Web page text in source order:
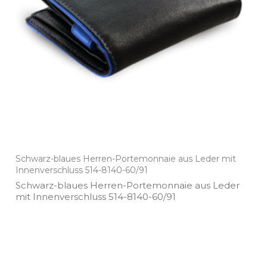
Schwarz-blaues Herren-Portemonnaie aus Leder mit
Innenverschluss 514-8140-60/91
Schwarz­-blaues Herren­-Portemonnaie aus Leder
mit Innenverschluss 514­-8140­-60/91